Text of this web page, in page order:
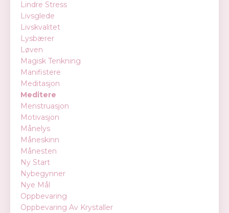
Lindre Stress
Livsglede
Livskvalitet
Lysbærer
Løven
Magisk Tenkning
Manifistere
Meditasjon
Meditere
Menstruasjon
Motivasjon
Månelys
Måneskinn
Månesten
Ny Start
Nybegynner
Nye Mål
Oppbevaring
Oppbevaring Av Krystaller